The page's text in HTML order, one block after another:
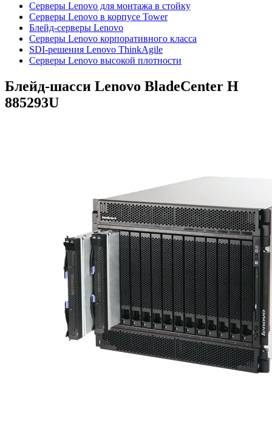
Серверы Lenovo для монтажа в стойку
Серверы Lenovo в корпусе Tower
Блейд-серверы Lenovo
Cерверы Lenovo корпоративного класса
SDI-решения Lenovo ThinkAgile
Серверы Lenovo высокой плотности
Блейд-шасси Lenovo BladeCenter H
885293U